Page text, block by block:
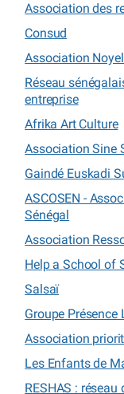
Association des
Consud
Association
Réseau
entreprise
Afrika Art Culture
Association Sine
Gaindé Euskadi
ASCOSEN -
Sénégal
Association
Help a School of
Salsaï
Groupe Présence
Association
Les Enfants de
RESHAS :